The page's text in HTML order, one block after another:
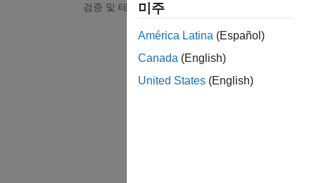
검증 및 테스트
튜
모델
코드
미주
América Latina (Español)
Canada (English)
United States (English)